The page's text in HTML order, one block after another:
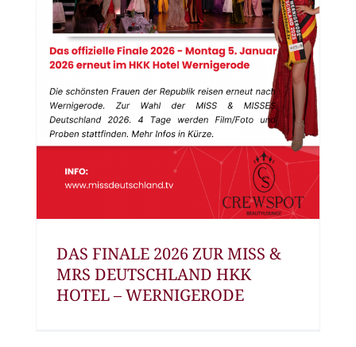
DAS FINALE 2026 ZUR MISS &
MRS DEUTSCHLAND HKK
HOTEL – WERNIGERODE